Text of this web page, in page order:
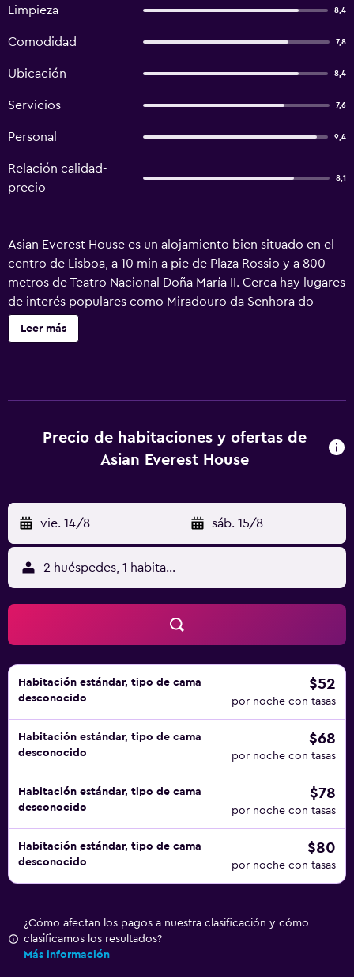
Limpieza 8,4
Comodidad 7,8
Ubicación 8,4
Servicios 7,6
Personal 9,4
Relación calidad-
precio
8,1
Asian Everest House es un alojamiento bien situado en el
centro de Lisboa, a 10 min a pie de Plaza Rossio y a 800
metros de Teatro Nacional Doña María II. Cerca hay lugares
de interés populares como Miradouro da Senhora do
Monte, Castillo de San Jorge y Plaza del Comercio. El
alojamiento dispone de cocina compartida, salón de uso
y secador de pelo. Algunas de las habitaciones ofrecen
balcón. Las unidades cuentan con escritorio y hervidor.
Lisboa Humberto Delgado) está a 6 km.
Leer más
Precio de habitaciones y ofertas de
Asian Everest House
vie. 14/8 - sáb. 15/8
2 huéspedes, 1 habitación
Habitación estándar, tipo de cama
desconocido
$52
por noche con tasas
Habitación estándar, tipo de cama
desconocido
$68
por noche con tasas
Habitación estándar, tipo de cama
desconocido
$78
por noche con tasas
Habitación estándar, tipo de cama
desconocido
$80
por noche con tasas
¿Cómo afectan los pagos a nuestra clasificación y cómo
clasificamos los resultados?
Más información